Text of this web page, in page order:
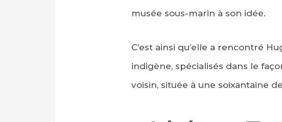
musée sous-marin à son idée.
C’est ainsi qu’elle a rencontré
indigène, spécialisés dans le
voisin, située à une soixantaine